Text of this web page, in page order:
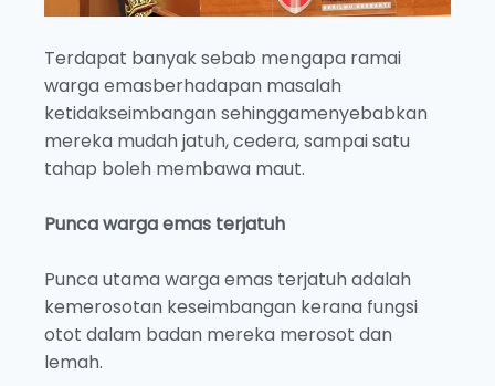
Terdapat banyak sebab mengapa ramai
warga emasberhadapan masalah
ketidakseimbangan sehinggamenyebabkan
mereka mudah jatuh, cedera, sampai satu
tahap boleh membawa maut.
Punca warga emas terjatuh
Punca utama warga emas terjatuh adalah
kemerosotan keseimbangan kerana fungsi
otot dalam badan mereka merosot dan
lemah.